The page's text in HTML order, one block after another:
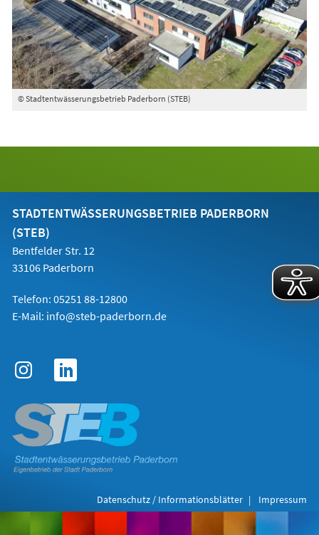
© Stadtentwässerungsbetrieb Paderborn (STEB)
STADTENTWÄSSERUNGSBETRIEB PADERBORN
(STEB)
Bentfelder Str. 12
33106 Paderborn
Telefon: 05251 88-12800
E-Mail: info@steb-paderborn.de
Datenschutz / Informationsblätter Impressum